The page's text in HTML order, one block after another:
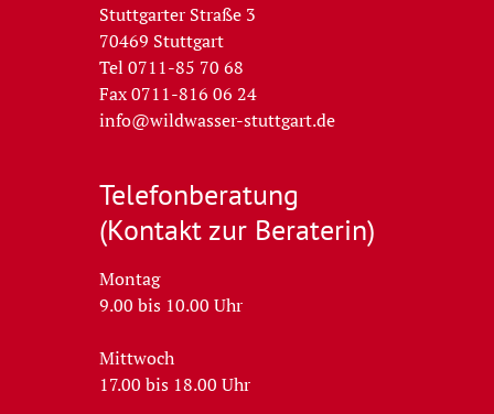
Stuttgarter Straße 3
70469 Stuttgart
Tel 0711-85 70 68
Fax 0711-816 06 24
info@wildwasser-stuttgart.de
Telefon­beratung
(Kontakt zur Beraterin)
Montag
9.00 bis 10.00 Uhr
Mittwoch
17.00 bis 18.00 Uhr